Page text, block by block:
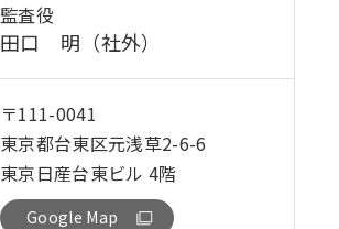
監査役
田口 明（社外）
〒111-0041
東京都台東区元浅草2-6-6
東京日産台東ビル 4階
Google Map